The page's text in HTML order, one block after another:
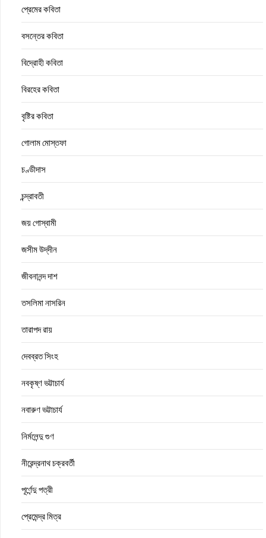
প্রেমের কবিতা
বসন্তের কবিতা
বিদ্রোহী কবিতা
বিরহের কবিতা
বৃষ্টির কবিতা
গোলাম মোস্তফা
চণ্ডীদাস
চন্দ্রাবতী
জয় গোস্বামী
জসীম উদ্‌দীন
জীবনানন্দ দাশ
তসলিমা নাসরিন
তারাপদ রায়
দেবব্রত সিংহ
নবকৃষ্ণ ভট্টাচার্য
নবারুণ ভট্টাচার্য
নির্মলেন্দু গুণ
নীরেন্দ্রনাথ চক্রবর্তী
পূর্ণেন্দু পত্রী
প্রেমেন্দ্র মিত্র